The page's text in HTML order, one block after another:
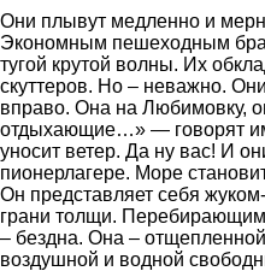
Они плывут медленно и
Экономным пешеходным
тугой крутой волны. Их
скуттеров. Но – неважно.
вправо. Она на Любимовку,
отдыхающие…» — говорят
уносит ветер. Да ну вас! И
пионерлагере. Море
Он представляет себя
грани толщи.
– бездна. Она –
воздушной и водной